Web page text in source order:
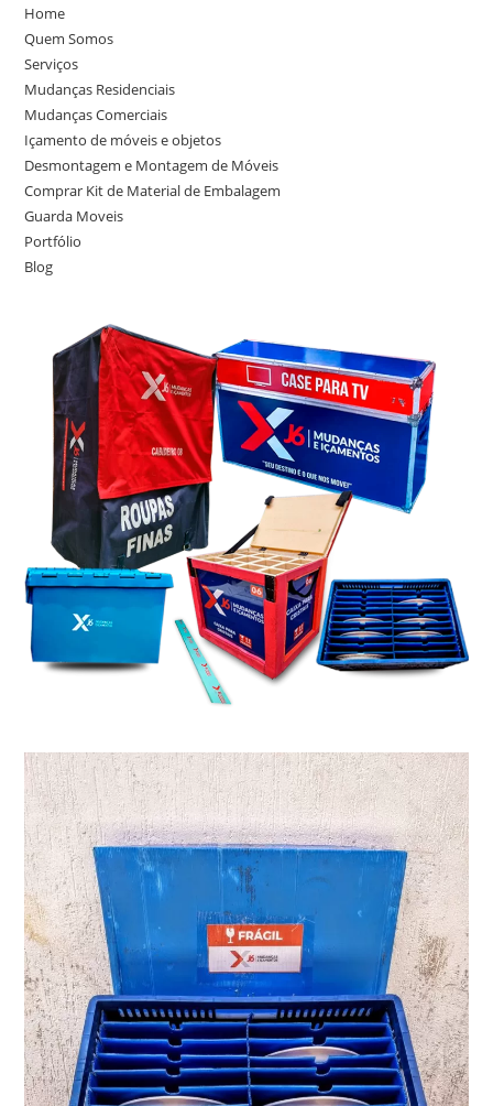
Home
Quem Somos
Serviços
Mudanças Residenciais
Mudanças Comerciais
Içamento de móveis e objetos
Desmontagem e Montagem de Móveis
Comprar Kit de Material de Embalagem
Guarda Moveis
Portfólio
Blog